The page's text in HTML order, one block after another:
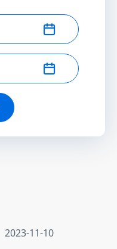
2023-11-10